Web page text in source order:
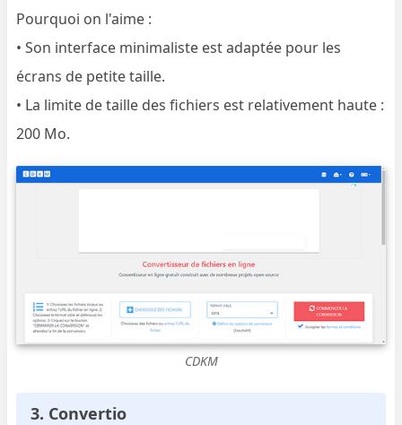
Pourquoi on l'aime :
• Son interface minimaliste est adaptée pour les
écrans de petite taille.
• La limite de taille des fichiers est relativement haute :
200 Mo.
CDKM
3. Convertio